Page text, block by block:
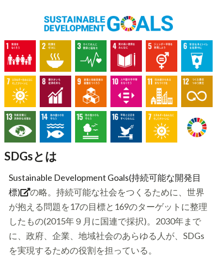
SDGsとは
Sustainable Development Goals(持続可能な開発目
標)
の略。持続可能な社会をつくるために、世界
が抱える問題を17の目標と169のターゲットに整理
したもの(2015年９月に国連で採択)。2030年まで
に、政府、企業、地域社会のあらゆる人が、SDGs
を実現するための役割を担っている。